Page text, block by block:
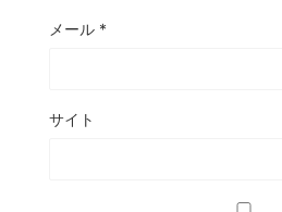
メール *
サイト